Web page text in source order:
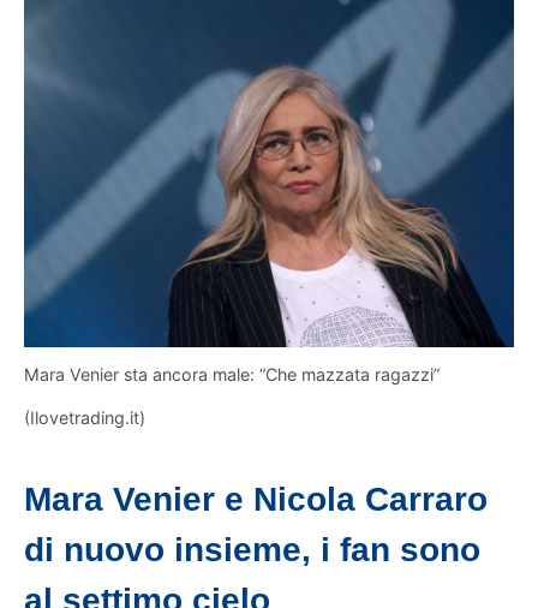
Mara Venier sta ancora male: “Che mazzata ragazzi”
(Ilovetrading.it)
Mara Venier e Nicola Carraro
di nuovo insieme, i fan sono
al settimo cielo